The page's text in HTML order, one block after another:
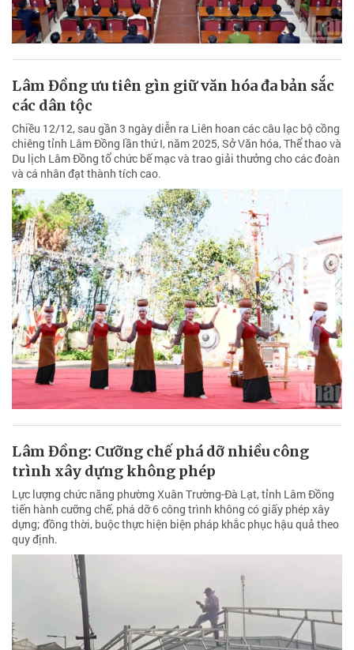
Lâm Đồng ưu tiên gìn giữ văn hóa đa bản sắc
các dân tộc
Chiều 12/12, sau gần 3 ngày diễn ra Liên hoan các câu lạc bộ cồng
chiêng tỉnh Lâm Đồng lần thứ I, năm 2025, Sở Văn hóa, Thể thao và
Du lịch Lâm Đồng tổ chức bế mạc và trao giải thưởng cho các đoàn
và cá nhân đạt thành tích cao.
Lâm Đồng: Cưỡng chế phá dỡ nhiều công
trình xây dựng không phép
Lực lượng chức năng phường Xuân Trường-Đà Lạt, tỉnh Lâm Đồng
tiến hành cưỡng chế, phá dỡ 6 công trình không có giấy phép xây
dựng; đồng thời, buộc thực hiện biện pháp khắc phục hậu quả theo
quy định.